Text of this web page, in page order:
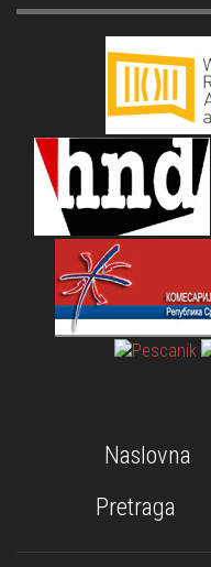
Naslovna
Pretraga